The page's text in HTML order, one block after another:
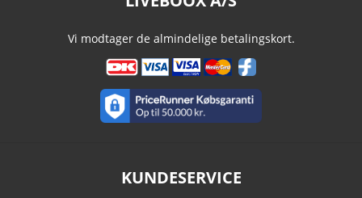
Vi modtager de almindelige betalingskort.
KUNDESERVICE